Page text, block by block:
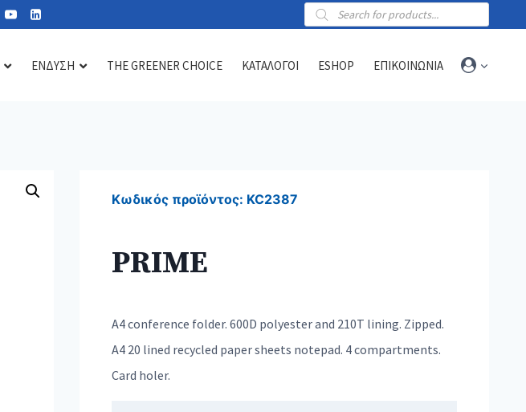
Products
search
ΕΝΔΥΣΗ THE GREENER CHOICE ΚΑΤΑΛΟΓΟΙ ESHOP ΕΠΙΚΟΙΝΩΝΙΑ
Κωδικός προϊόντος: KC2387
PRIME
A4 conference folder. 600D polyester and 210T lining. Zipped.
A4 20 lined recycled paper sheets notepad. 4 compartments.
Card holer.